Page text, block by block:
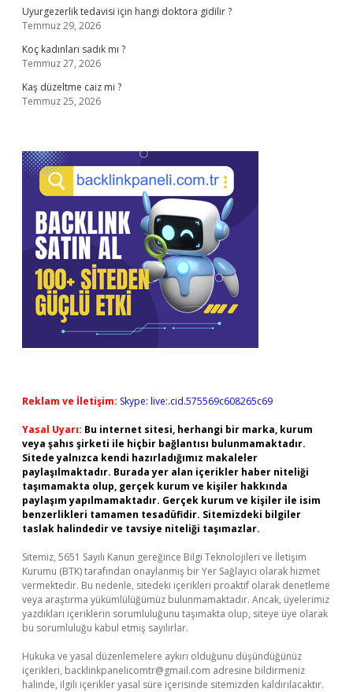
Uyurgezerlik tedavisi için hangi doktora gidilir ?
Temmuz 29, 2026
Koç kadınları sadık mı ?
Temmuz 27, 2026
Kaş düzeltme caiz mi ?
Temmuz 25, 2026
Reklam ve İletişim: Skype: live:.cid.575569c608265c69
Yasal Uyarı: Bu internet sitesi, herhangi bir marka, kurum
veya şahıs şirketi ile hiçbir bağlantısı bulunmamaktadır.
Sitede yalnızca kendi hazırladığımız makaleler
paylaşılmaktadır. Burada yer alan içerikler haber niteliği
taşımamakta olup, gerçek kurum ve kişiler hakkında
paylaşım yapılmamaktadır. Gerçek kurum ve kişiler ile isim
benzerlikleri tamamen tesadüfidir. Sitemizdeki bilgiler
taslak halindedir ve tavsiye niteliği taşımazlar.
Sitemiz, 5651 Sayılı Kanun gereğince Bilgi Teknolojileri ve İletişim
Kurumu (BTK) tarafından onaylanmış bir Yer Sağlayıcı olarak hizmet
vermektedir. Bu nedenle, sitedeki içerikleri proaktif olarak denetleme
veya araştırma yükümlülüğümüz bulunmamaktadır. Ancak, üyelerimiz
yazdıkları içeriklerin sorumluluğunu taşımakta olup, siteye üye olarak
bu sorumluluğu kabul etmiş sayılırlar.
Hukuka ve yasal düzenlemelere aykırı olduğunu düşündüğünüz
içerikleri, backlinkpanelicomtr@gmail.com adresine bildirmeniz
halinde, ilgili içerikler yasal süre içerisinde sitemizden kaldırılacaktır.